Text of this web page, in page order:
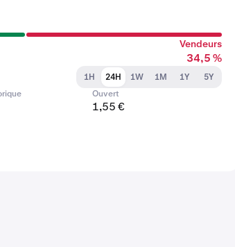
Vendeurs
34,5 %
1H 24H 1W 1M 1Y
5Y
Ouvert
1,55 €